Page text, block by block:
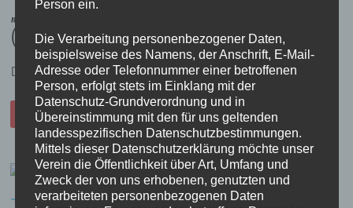
„Brucher“ Schützenfest 2025 in Bildern
(Montag)
Die Bilder vom Schützenfestmontag 2025 . . .
„BRUCHER“
SCHÜTZENFEST
2025
BILDERN
(MONTAG)
WEITERLESEN
Person ein.
Die Verarbeitung personenbezogener Daten,
beispielsweise des Namens, der Anschrift, E-Mail-
Adresse oder Telefonnummer einer betroffenen
Person, erfolgt stets im Einklang mit der
Datenschutz-Grundverordnung und in
Übereinstimmung mit den für uns geltenden
landesspezifischen Datenschutzbestimmungen.
Mittels dieser Datenschutzerklärung möchte unser
Verein die Öffentlichkeit über Art, Umfang und
Zweck der von uns erhobenen, genutzten und
verarbeiteten personenbezogenen Daten